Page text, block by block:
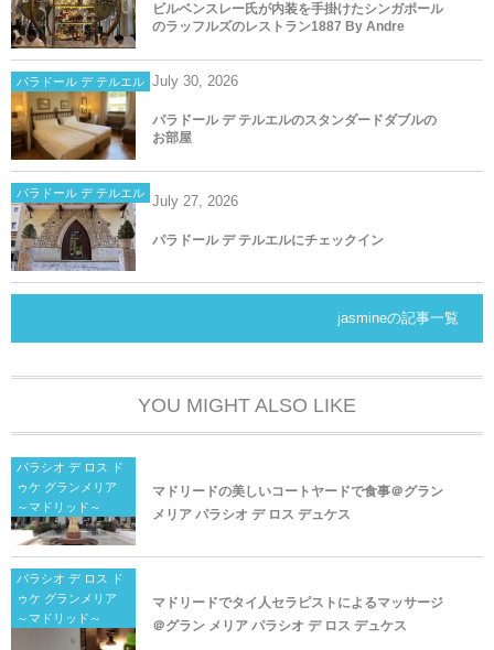
ビルベンスレー氏が内装を手掛けたシンガポール
のラッフルズのレストラン1887 By Andre
パラドール デ テルエル July 30, 2026
パラドール デ テルエルのスタンダードダブルの
お部屋
パラドール デ テルエル July 27, 2026
パラドール デ テルエルにチェックイン
jasmineの記事一覧
YOU MIGHT ALSO LIKE
パラシオ デ ロス ド
ゥケ グランメリア
～マドリッド～
マドリードの美しいコートヤードで食事＠グラン
メリア パラシオ デ ロス デュケス
パラシオ デ ロス ド
ゥケ グランメリア
～マドリッド～
マドリードでタイ人セラピストによるマッサージ
＠グラン メリア パラシオ デ ロス デュケス